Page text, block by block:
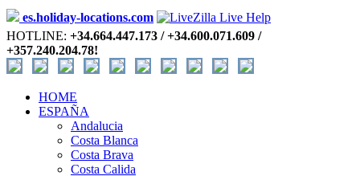
es.holiday-locations.com
HOTLINE: +34.664.447.173 / +34.600.071.609 /
+357.240.204.78!
HOME
ESPAÑA
Andalucia
Costa Blanca
Costa Brava
Costa Calida